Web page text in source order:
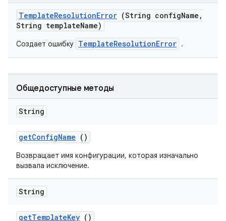
TemplateResolutionError (String configName ,
String templateName)
Создает ошибку TemplateResolutionError .
Общедоступные методы
String
getConfigName ()
Возвращает имя конфигурации, которая изначально
вызвала исключение.
String
getTemplateKey ()